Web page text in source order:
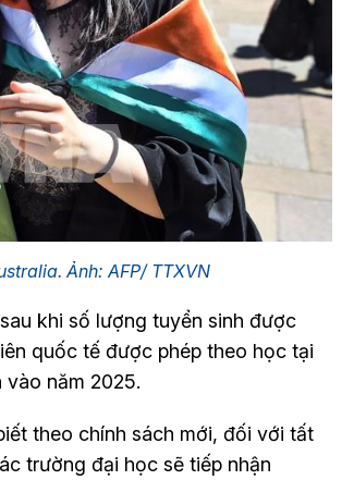
Ảnh: AFP/ TTXVN
khi số lượng tuyển sinh được
quốc tế được phép theo học tại
năm 2025.
theo chính sách mới, đối với tất
trường đại học sẽ tiếp nhận